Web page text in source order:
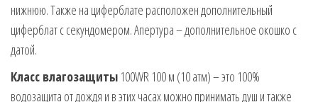
нижнюю. Также на циферблате расположен дополнительный
циферблат с секундомером. Апертура – дополнительное окошко с
датой.
Класс влагозащиты 100WR 100 м (10 атм) – это 100%
водозащита от дождя и в этих часах можно принимать душ и также